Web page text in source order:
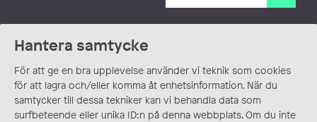
Hantera samtycke
För att ge en bra upplevelse använder vi teknik som cookies
för att lagra och/eller komma åt enhetsinformation. När du
samtycker till dessa tekniker kan vi behandla data som
surfbeteende eller unika ID:n på denna webbplats. Om du inte